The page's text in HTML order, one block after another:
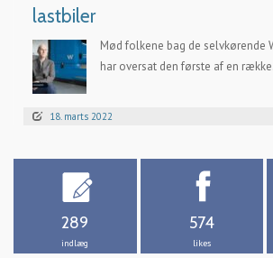
lastbiler
Mød folkene bag de selvkørende
har oversat den første af en
18. marts 2022
289
indlæg
574
likes